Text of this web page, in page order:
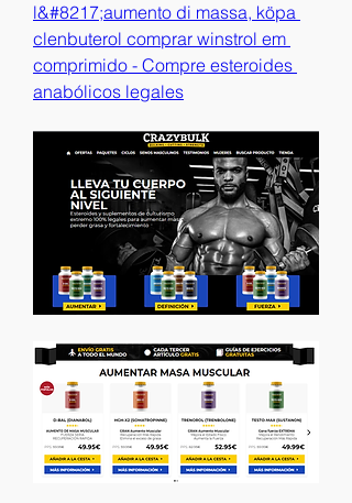
l&#8217;aumento di massa, köpa
clenbuterol comprar winstrol em
comprimido - Compre esteroides
anabólicos legales